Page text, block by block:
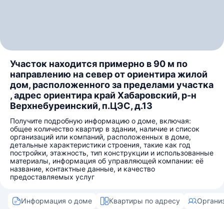
Участок находится примерно в 90 м по
направлению на север от ориентира жилой
дом, расположенного за пределами участка
, адрес ориентира край Хабаровский, р-н
Верхнебуреинский, п.ЦЭС, д.13
Получите подробную информацию о доме, включая:
общее количество квартир в здании, наличие и список
организаций или компаний, расположенных в доме,
детальные характеристики строения, такие как год
постройки, этажность, тип конструкции и использованные
материалы, информация об управляющей компании: её
название, контактные данные, и качество
предоставляемых услуг
Информация о доме Квартиры по адресу